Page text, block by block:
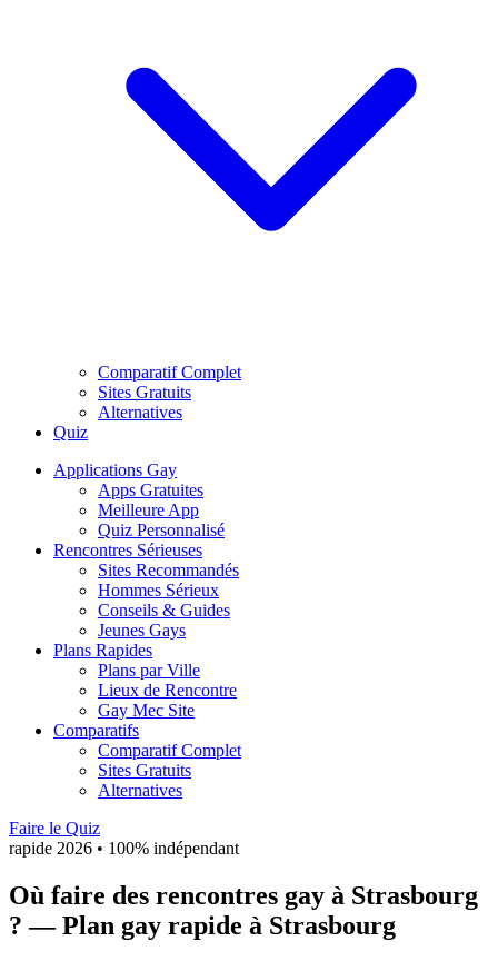
Comparatif Complet
Sites Gratuits
Alternatives
Quiz
Applications Gay
Apps Gratuites
Meilleure App
Quiz Personnalisé
Rencontres Sérieuses
Sites Recommandés
Hommes Sérieux
Conseils & Guides
Jeunes Gays
Plans Rapides
Plans par Ville
Lieux de Rencontre
Gay Mec Site
Comparatifs
Comparatif Complet
Sites Gratuits
Alternatives
Faire le Quiz
rapide 2026 • 100% indépendant
Où faire des rencontres gay à Strasbourg
? — Plan gay rapide à Strasbourg